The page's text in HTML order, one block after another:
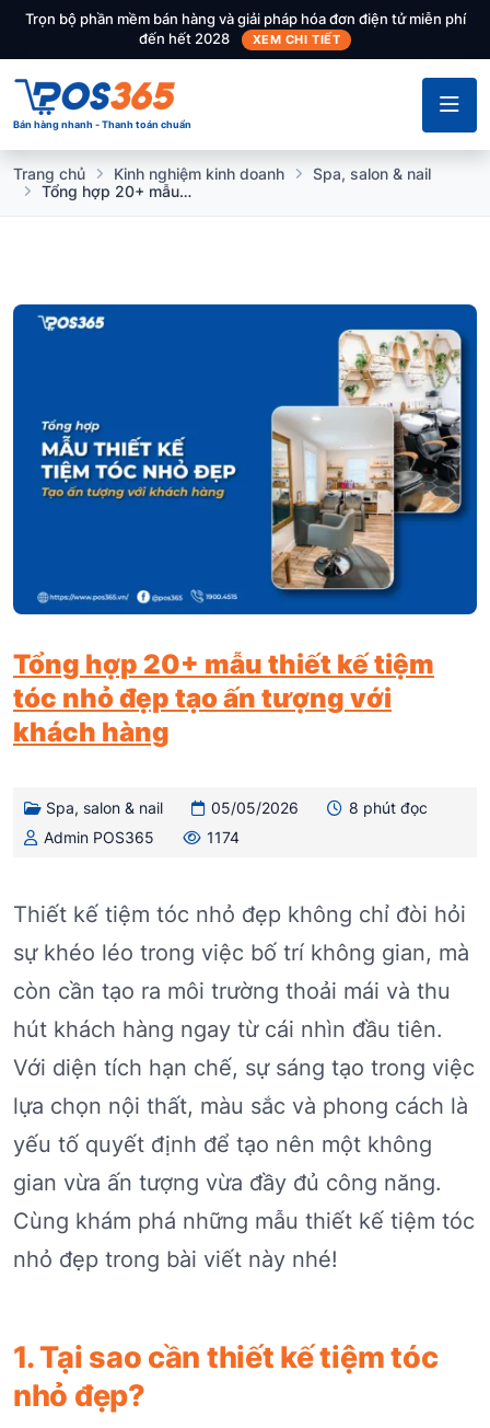
Trọn bộ phần mềm bán hàng và giải pháp hóa đơn điện tử miễn phí
đến hết 2028
XEM CHI TIẾT
Bán hàng nhanh - Thanh toán chuẩn
Trang chủ Kinh nghiệm kinh doanh
Spa, salon & nail
Tổng hợp 20+ mẫu thiết kế tiệm tóc nhỏ đẹp tạo ấn tượng với khách hàng
Tổng hợp 20+ mẫu thiết kế tiệm
tóc nhỏ đẹp tạo ấn tượng với
khách hàng
Spa, salon & nail 05/05/2026
8 phút đọc
Admin POS365
1174
Thiết kế tiệm tóc nhỏ đẹp không chỉ đòi hỏi
sự khéo léo trong việc bố trí không gian, mà
còn cần tạo ra môi trường thoải mái và thu
hút khách hàng ngay từ cái nhìn đầu tiên.
Với diện tích hạn chế, sự sáng tạo trong việc
lựa chọn nội thất, màu sắc và phong cách là
yếu tố quyết định để tạo nên một không
gian vừa ấn tượng vừa đầy đủ công năng.
Cùng khám phá những mẫu thiết kế tiệm tóc
nhỏ đẹp trong bài viết này nhé!
1. Tại sao cần thiết kế tiệm tóc
nhỏ đẹp?